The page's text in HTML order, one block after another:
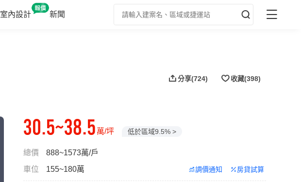
室內設計 新聞
分享(724) 收藏(398)
30.5~38.5 萬/坪 低於區域9.5% >
總價
888~1573萬/戶
車位
155~180萬 調價通知 房貸試算